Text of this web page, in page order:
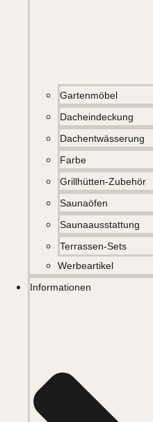
Gartenmöbel
Dacheindeckung
Dachentwässerung
Farbe
Grillhütten-Zubehör
Saunaöfen
Saunaausstattung
Terrassen-Sets
Werbeartikel
Informationen